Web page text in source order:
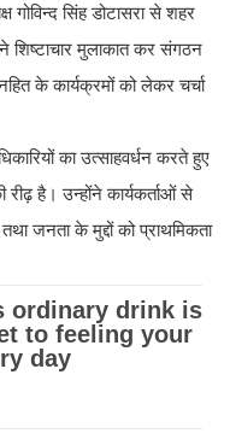
सिंह डोटासरा से शहर
शिष्टाचार मुलाकात कर संगठन
के कार्यक्रमों को लेकर चर्चा
का उत्साहवर्धन करते हुए
है। उन्होंने कार्यकर्ताओं से
जनता के मुद्दों को प्राथमिकता